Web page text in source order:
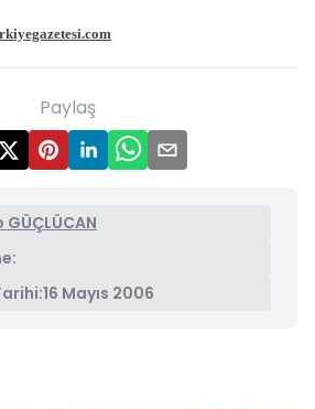
Paylaş
16 Mayıs 2006